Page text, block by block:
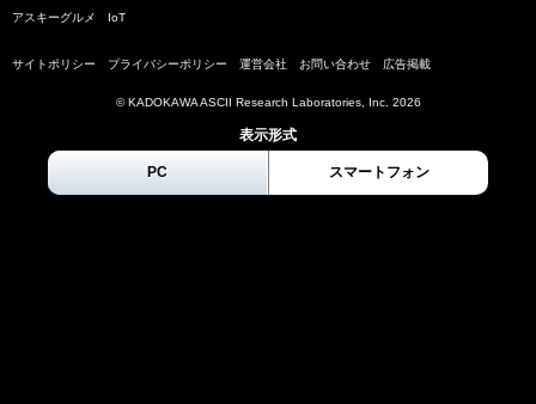
アスキーグルメ IoT
サイトポリシー プライバシーポリシー 運営会社 お問い合わせ 広告掲載
© KADOKAWA ASCII Research Laboratories, Inc. 2026
表示形式
PC スマートフォン